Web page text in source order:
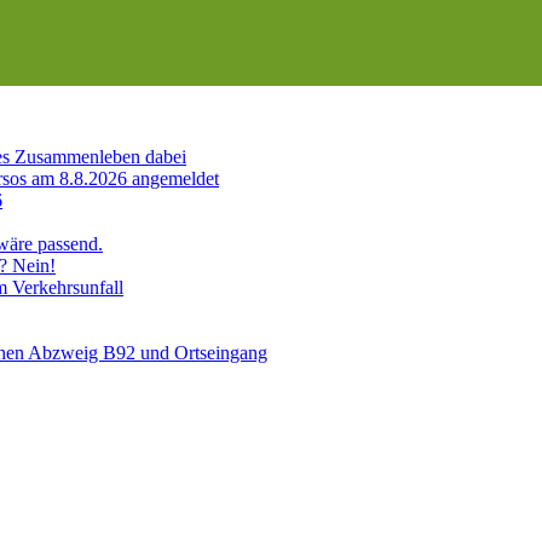
Zusammenleben dabei
am 8.8.2026 angemeldet
passend.
Nein!
Verkehrsunfall
Abzweig B92 und Ortseingang